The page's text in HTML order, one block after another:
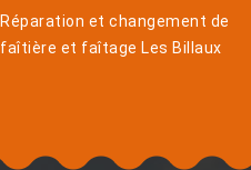
Réparation et changement de
faîtière et faîtage Les Billaux